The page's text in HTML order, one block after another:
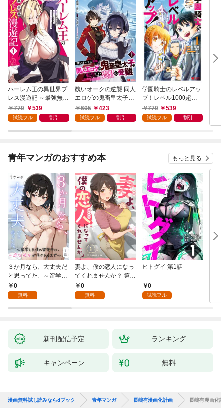
ハーレム王の異世界プ
レス漫遊記 ～最強無双
のおじさんはあらゆる
種族を嫁にする～（コ
770 539
試読フル 割引
醜いオークの逆襲 同人
エロゲの鬼畜皇太子に
転生した喪男の受難
（コミック） 1
605 423
試読フル 割引
学園騎士のレベルアッ
プ！レベル1000超え
の転生者、落ちこぼれ
クラスに入学。そし
770 539
試読フル 割引
村
青年マンガのおすすめ本 もっと見る
３か月なら、大丈夫だ
と思ってた。～留学し
た僕の留守中に、一途
な彼女が汚されるまで
0
無料
妻よ、僕の恋人になっ
てくれませんか？ 第1
話0
無料
ヒトグイ 第1話
0
試読フル
世
新刊配信予定 ランキング
キャンペーン 無料
漫画無料試し読みならdブック 青年マンガ 長嶋有漫画化計画 長嶋有漫画化